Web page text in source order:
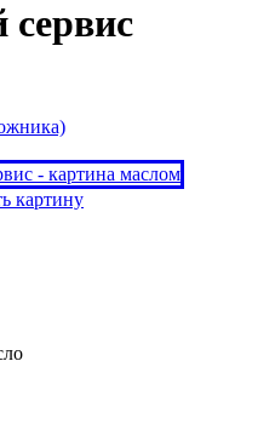
картину